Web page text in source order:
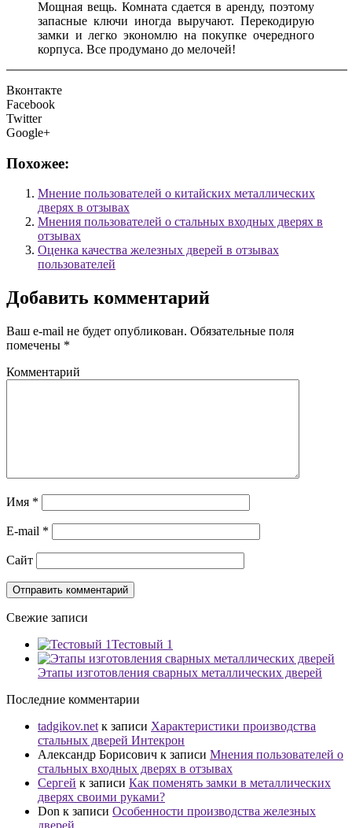
Мощная вещь. Комната сдается в аренду, поэтому
запасные ключи иногда выручают. Перекодирую
замки и легко экономлю на покупке очередного
корпуса. Все продумано до мелочей!
Вконтакте
Facebook
Twitter
Google+
Похожее:
Мнение пользователей о китайских металлических
дверях в отзывах
Мнения пользователей о стальных входных дверях в
отзывах
Оценка качества железных дверей в отзывах
пользователей
Добавить комментарий
Ваш e-mail не будет опубликован. Обязательные поля
помечены *
Комментарий
Имя *
E-mail *
Сайт
Свежие записи
Тестовый 1
Этапы изготовления сварных металлических дверей
Последние комментарии
tadgikov.net к записи Характеристики производства
стальных дверей Интекрон
Александр Борисович к записи Мнения пользователей о
стальных входных дверях в отзывах
Сергей к записи Как поменять замки в металлических
дверях своими руками?
Don к записи Особенности производства железных
дверей